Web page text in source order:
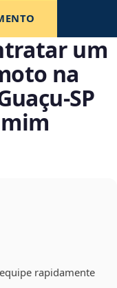
um
na
rapidamente